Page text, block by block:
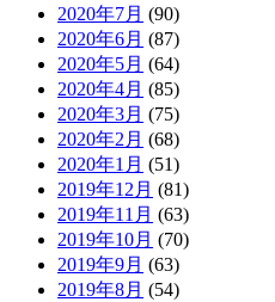
2020年7月 (90)
2020年6月 (87)
2020年5月 (64)
2020年4月 (85)
2020年3月 (75)
2020年2月 (68)
2020年1月 (51)
2019年12月 (81)
2019年11月 (63)
2019年10月 (70)
2019年9月 (63)
2019年8月 (54)